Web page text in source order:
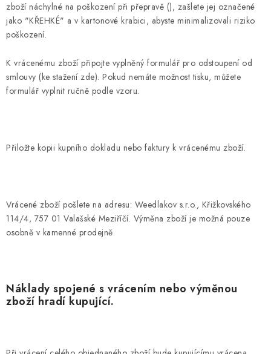
zboží náchylné na poškození při přepravě (), zašlete jej označené
jako "KŘEHKÉ" a v kartonové krabici, abyste minimalizovali riziko
poškození.
K vrácenému zboží připojte vyplněný formulář pro odstoupení od
smlouvy (ke stažení zde). Pokud nemáte možnost tisku, můžete
formulář vyplnit ručně podle vzoru.
Přiložte kopii kupního dokladu nebo faktury k vrácenému zboží.
Vrácené zboží pošlete na adresu: Weedlakov s.r.o., Křižkovského
114/4, 757 01 Valašské Meziříčí. Výměna zboží je možná pouze
osobně v kamenné prodejně.
Náklady spojené s vrácením nebo výměnou
zboží hradí kupující.